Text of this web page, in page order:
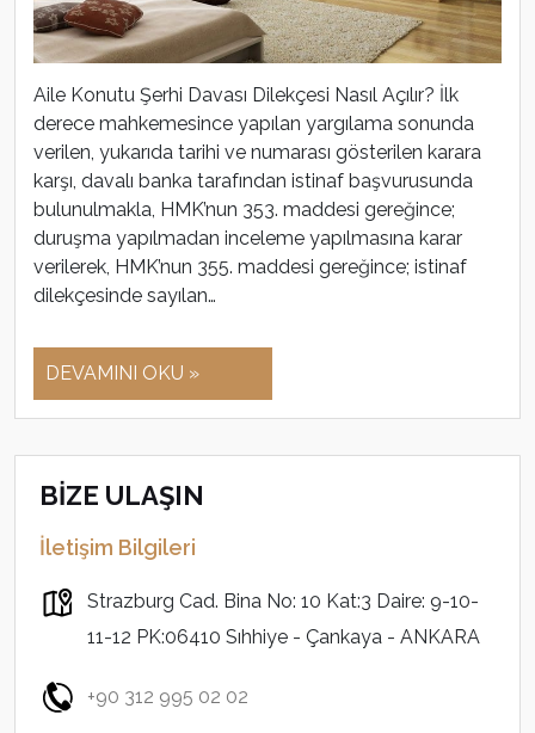
Aile Konutu Şerhi Davası Dilekçesi Nasıl Açılır? İlk
derece mahkemesince yapılan yargılama sonunda
verilen, yukarıda tarihi ve numarası gösterilen karara
karşı, davalı banka tarafından istinaf başvurusunda
bulunulmakla, HMK’nun 353. maddesi gereğince;
duruşma yapılmadan inceleme yapılmasına karar
verilerek, HMK’nun 355. maddesi gereğince; istinaf
dilekçesinde sayılan…
DEVAMINI OKU »
BİZE ULAŞIN
İletişim Bilgileri
Strazburg Cad. Bina No: 10 Kat:3 Daire: 9-10-
11-12 PK:06410 Sıhhiye - Çankaya - ANKARA
+90 312 995 02 02